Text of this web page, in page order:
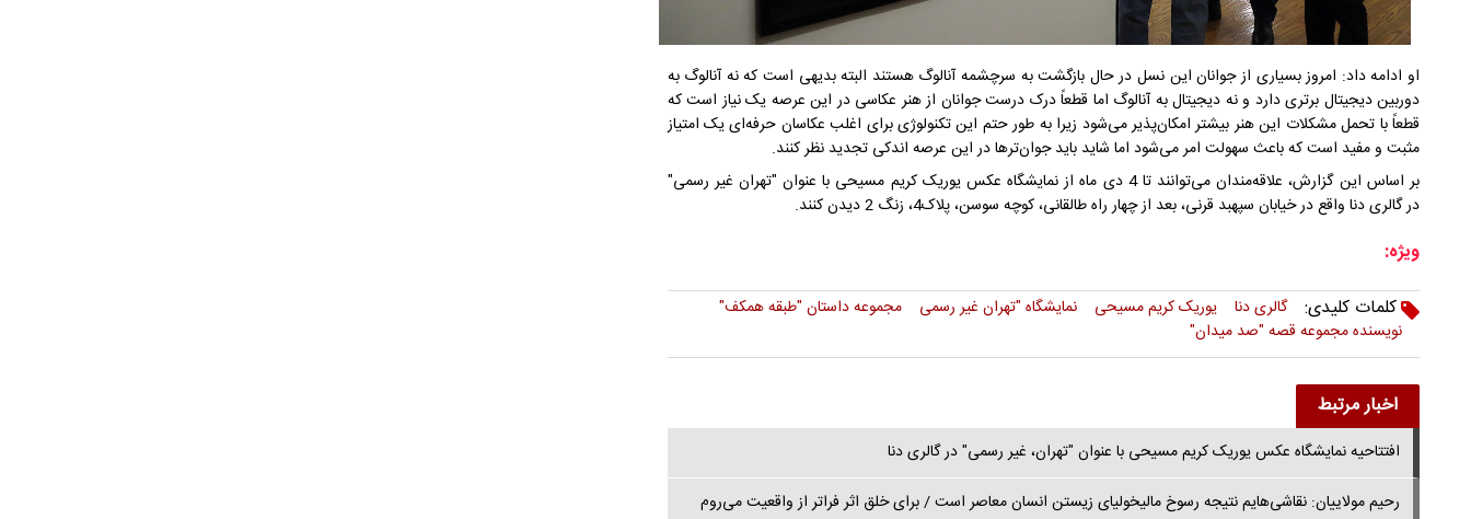
او ادامه داد: امروز بسیاری از جوانان این نسل در حال بازگشت به سرچشمه آنالوگ هستند البته بدیهی است که نه آنالوگ به
دوربین دیجیتال برتری دارد و نه دیجیتال به آنالوگ اما قطعاً درک درست جوانان از هنر عکاسی در این عرصه یک نیاز است که
قطعاً با تحمل مشکلات این هنر بیشتر امکان‌پذیر می‌شود زیرا به طور حتم این تکنولوژی برای اغلب عکاسان حرفه‌ای یک امتیاز
مثبت و مفید است که باعث سهولت امر می‌شود اما شاید باید جوان‌ترها در این عرصه اندکی تجدید نظر کنند.
بر اساس این گزارش، علاقه‌مندان می‌توانند تا 4 دی ماه از نمایشگاه عکس یوریک کریم مسیحی با عنوان "تهران غیر رسمی"
در گالری دنا واقع در خیابان سپهبد قرنی، بعد از چهار راه طالقانی، کوچه سوسن، پلاک4، زنگ 2 دیدن کنند.
ویژه:
کلمات کلیدی:
گالری دنا یوریک کریم مسیحی نمایشگاه "تهران غیر رسمی
مجموعه داستان "طبقه همکف"
نویسنده مجموعه قصه "صد میدان"
اخبار مرتبط
افتتاحیه نمایشگاه عکس یوریک کریم مسیحی با عنوان "تهران، غیر رسمی" در گالری دنا
رحیم مولاییان: نقاشی‌هایم نتیجه رسوخ مالیخولیای زیستن انسان معاصر است / برای خلق اثر فراتر از واقعیت می‌روم